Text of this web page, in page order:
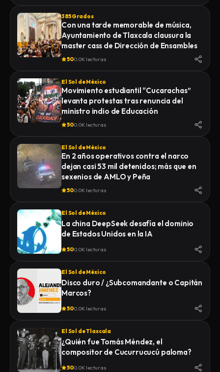
385 Grados
Con una tarde memorable de música,
Ayuntamiento de Tlaxcala clausura la
master cass de Dirección de Ensambles
500.0K lecturas
El Sol de México
Movimiento estudiantil “Cucarachas”
levanta protestas tras renuncia del
ministro indio de Educación
500.0K lecturas
El Sol de México
En 2 años operativos contra el narco
dejan casi 53 mil detenidos; más que en
sexenios de AMLO y Peña
500.0K lecturas
El Sol de México
La china DeepSeek desafía el dominio
de Estados Unidos en la IA
500.0K lecturas
El Sol de México
Disco duro / ¿Subcomandante o Capitán
Marcos?
500.0K lecturas
El Sol de Tlaxcala
¿Quién fue Tomás Méndez, el
compositor de Cucurrucucú paloma?
500.0K lecturas